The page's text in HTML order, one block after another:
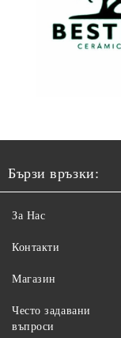
Бързи връзки:
За Нас
Контакти
Магазин
Често задавани
въпроси